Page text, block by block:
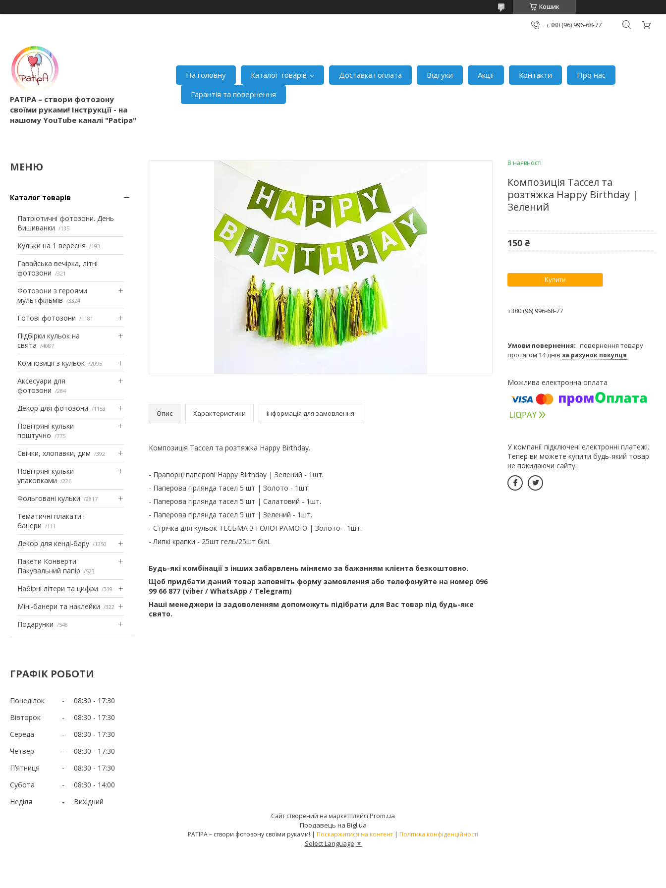
Кошик
+380 (96) 996-68-77
PATIPA – створи фотозону
своїми руками! Інструкції - на
нашому YouTube каналі "Patipa"
На головну Каталог товарів Доставка і оплата Відгуки Акції Контакти
Про нас
Гарантія та повернення
Каталог товарів
Патріотичні фотозони. День
Вишиванки
135
Кульки на 1 вересня 193
Гавайська вечірка, літні
фотозони
321
Фотозони з героями
мультфільмів
3324
Готові фотозони 1181
Підбірки кульок на
свята
4087
Композиції з кульок 2095
Аксесуари для
фотозони
284
Декор для фотозони 1153
Повітряні кульки
поштучно
775
Свічки, хлопавки, дим 392
Повітряні кульки
упаковками
226
Фольговані кульки 2817
Тематичні плакати і
банери
111
Декор для кенді-бару 1250
Пакети Конверти
Пакувальний папір
523
Набірні літери та цифри 339
Міні-банери та наклейки 322
Подарунки 548
ГРАФІК РОБОТИ
Понеділок 08:30
17:30
Вівторок
08:30
17:30
Середа
08:30
17:30
Четвер
08:30
17:30
Пʼятниця
08:30
17:30
Субота
08:30
14:00
Неділя
Вихідний
Опис Характеристики Інформація для замовлення
Композиція Тассел та розтяжка Happy Birthday.
- Прапорці паперові Happy Birthday | Зелений - 1шт.
- Паперова гірлянда тасел 5 шт | Золото - 1шт.
- Паперова гірлянда тасел 5 шт | Салатовий - 1шт.
- Паперова гірлянда тасел 5 шт | Зелений - 1шт.
- Стрічка для кульок ТЕСЬМА З ГОЛОГРАМОЮ | Золото - 1шт.
- Липкі крапки - 25шт гель/25шт білі.
Будь-які комбінації з інших забарвлень міняємо за бажанням клієнта безкоштовно.
Щоб придбати даний товар заповніть форму замовлення або телефонуйте на номер 096
99 66 877 (viber / WhatsApp / Telegram)
Наші менеджери із задоволенням допоможуть підібрати для Вас товар під будь-яке
свято.
В наявності
Композиція Тассел та
розтяжка Happy Birthday |
Зелений
150 ₴
Купити
+380 (96) 996-68-77
повернення товару
протягом 14 днів за рахунок покупця
У компанії підключені електронні платежі.
Тепер ви можете купити будь-який товар
не покидаючи сайту.
Сайт створений на маркетплейсі Prom.ua
Продавець на Bigl.ua
PATIPA – створи фотозону своїми руками! | Поскаржитися на контент | Політика конфіденційності
Select Language ▼